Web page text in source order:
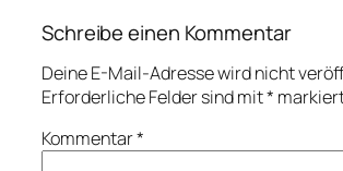
Schreibe einen Kommentar
Deine E-Mail-Adresse wird nicht
Erforderliche Felder sind mit*
Kommentar*